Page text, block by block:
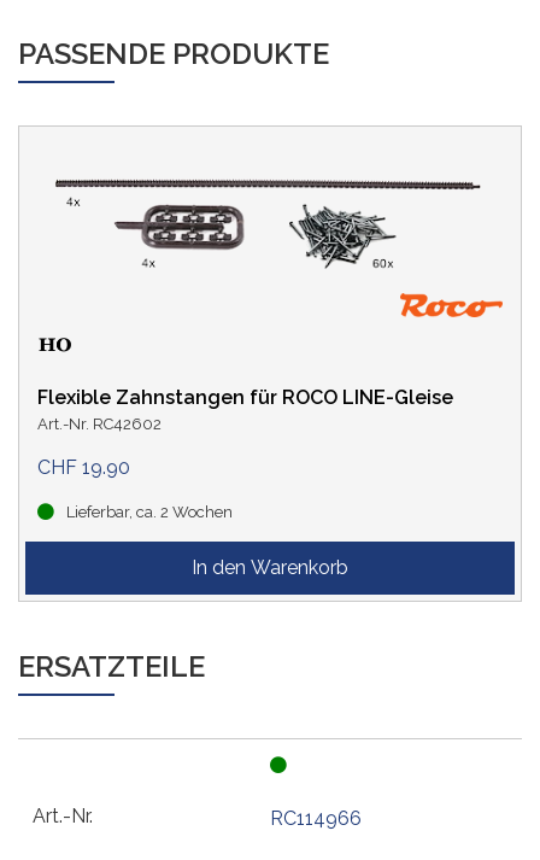
PASSENDE PRODUKTE
Flexible Zahnstangen für ROCO LINE-Gleise
Art.-Nr. RC42602
CHF 19.90
Lieferbar, ca. 2 Wochen
ERSATZTEILE
RC114966